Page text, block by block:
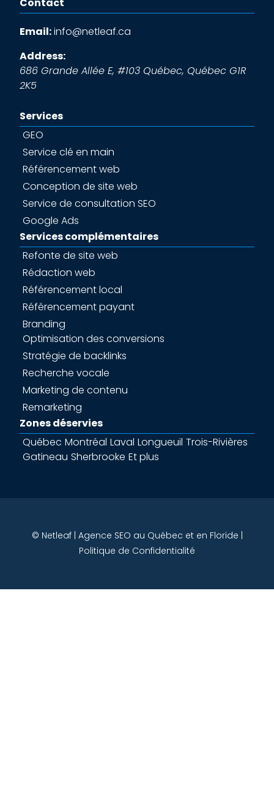
Email:info@netleaf.ca
Address:
686 Grande Allée E, #103 Québec, Québec G1R
2K5
Services
GEO
Service clé en main
Référencement web
Conception de site web
Service de consultation SEO
Google Ads
Services complémentaires
Refonte de site web
Rédaction web
Référencement local
Référencement payant
Branding
Optimisation des conversions
Stratégie de backlinks
Recherche vocale
Marketing de contenu
Remarketing
Zones déservies
Québec Montréal Laval Longueuil Trois-Rivières
Gatineau Sherbrooke Et plus
© Netleaf | Agence SEO au Québec et en Floride |
Politique de Confidentialité